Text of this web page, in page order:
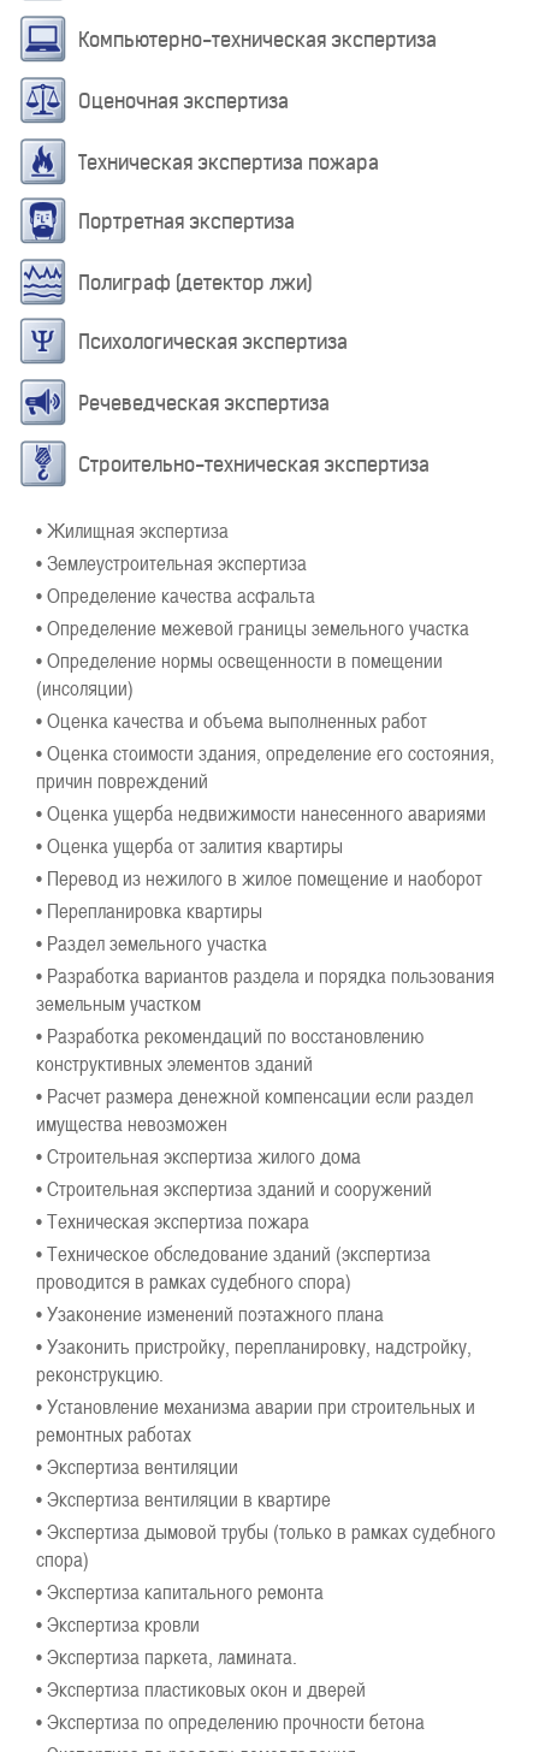
Компьютерно-техническая экспертиза
Оценочная экспертиза
Техническая экспертиза пожара
Портретная экспертиза
Полиграф (детектор лжи)
Психологическая экспертиза
Речеведческая экспертиза
Строительно-техническая экспертиза
• Жилищная экспертиза
• Землеустроительная экспертиза
• Определение качества асфальта
• Определение межевой границы земельного участка
• Определение нормы освещенности в помещении
(инсоляции)
• Оценка качества и объема выполненных работ
• Оценка стоимости здания, определение его состояния,
причин повреждений
• Оценка ущерба недвижимости нанесенного авариями
• Оценка ущерба от залития квартиры
• Перевод из нежилого в жилое помещение и наоборот
• Перепланировка квартиры
• Раздел земельного участка
• Разработка вариантов раздела и порядка пользования
земельным участком
• Разработка рекомендаций по восстановлению
конструктивных элементов зданий
• Расчет размера денежной компенсации если раздел
имущества невозможен
• Строительная экспертиза жилого дома
• Строительная экспертиза зданий и сооружений
• Техническая экспертиза пожара
• Техническое обследование зданий (экспертиза
проводится в рамках судебного спора)
• Узаконение изменений поэтажного плана
• Узаконить пристройку, перепланировку, надстройку,
реконструкцию.
• Установление механизма аварии при строительных и
ремонтных работах
• Экспертиза вентиляции
• Экспертиза вентиляции в квартире
• Экспертиза дымовой трубы (только в рамках судебного
спора)
• Экспертиза капитального ремонта
• Экспертиза кровли
• Экспертиза паркета, ламината.
• Экспертиза пластиковых окон и дверей
• Экспертиза по определению прочности бетона